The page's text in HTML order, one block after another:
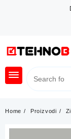
Home Proizvodi